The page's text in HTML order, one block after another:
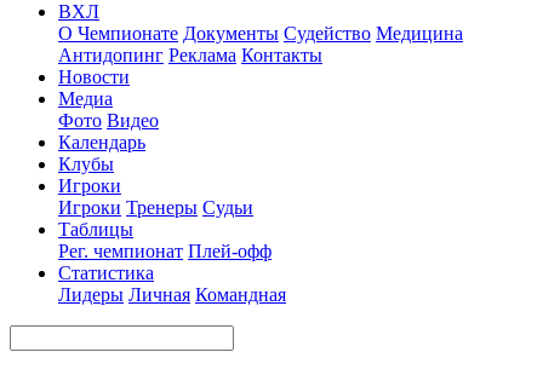
ВХЛ
О Чемпионате Документы Судейство Медицина
Антидопинг Реклама Контакты
Новости
Медиа
Фото Видео
Календарь
Клубы
Игроки
Игроки Тренеры Судьи
Таблицы
Рег. чемпионат Плей-офф
Статистика
Лидеры Личная Командная